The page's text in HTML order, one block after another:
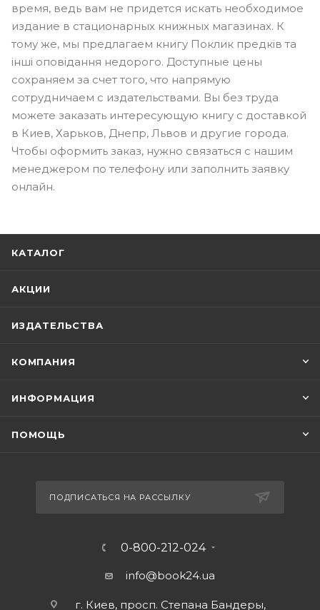
время, ведь вам не придется искать необходимое
издание в стационарных книжных магазинах. К
тому же, мы предлагаем книгу Поклик предків та
інші оповідання недорого. Доступные цены
сохраняем за счет того, что напрямую
сотрудничаем с издательствами. Вы без труда
можете заказать интересующую книгу с доставкой
в Киев, Харьков, Днепр, Львов и другие города.
Чтобы оформить заказ, нужно связаться с нашим
менеджером по телефону или заполнить заявку
онлайн.
КАТАЛОГ
АКЦИИ
ИЗДАТЕЛЬСТВА
КОМПАНИЯ
ИНФОРМАЦИЯ
ПОМОЩЬ
ПОДПИСАТЬСЯ НА РАССЫЛКУ
0-800-212-024
info@book24.ua
г. Киев, просп. Степана Бандеры,